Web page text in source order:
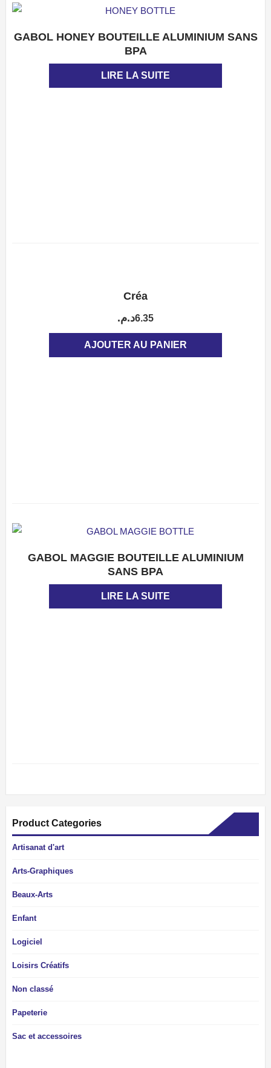
APERÇU
GABOL HONEY BOUTEILLE ALUMINIUM SANS
BPA
LIRE LA SUITE
Créa
6.35د.م.
AJOUTER AU PANIER
APERÇU
GABOL MAGGIE BOUTEILLE ALUMINIUM
SANS BPA
LIRE LA SUITE
Product Categories
Artisanat d'art
Arts-Graphiques
Beaux-Arts
Enfant
Logiciel
Loisirs Créatifs
Non classé
Papeterie
Sac et accessoires